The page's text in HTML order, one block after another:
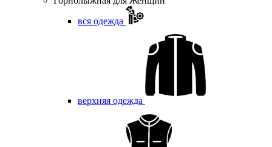
вся одежда
верхняя одежда